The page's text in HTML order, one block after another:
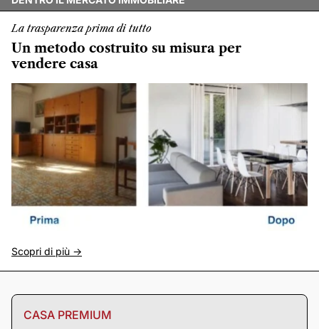
La trasparenza prima di tutto
Un metodo costruito su misura per
vendere casa
Scopri di più ->
CASA PREMIUM